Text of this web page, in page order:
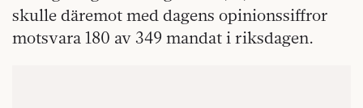
skulle däremot med dagens opinionssiffror
motsvara 180 av 349 mandat i riksdagen.